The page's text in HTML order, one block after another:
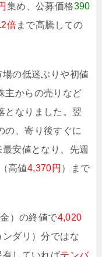
集め、公募価格390
倍まで高騰しての
場の低迷ぶりや初値
主からの売りなど
となりました。翌
の、寄り後すぐに
安値となり、先週
（高値4,370円 ）まで
）の終値で4,020
ダリ）分ではな
有していればテンバ